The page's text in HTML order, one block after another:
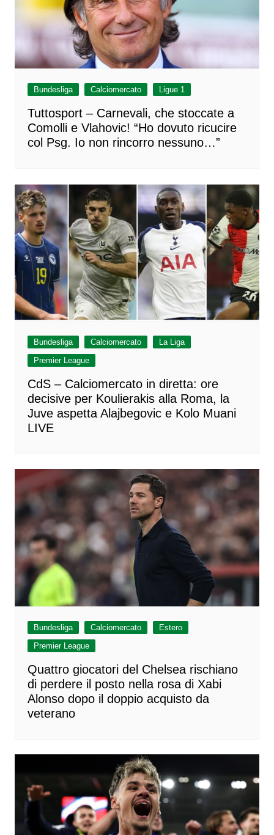
Bundesliga Calciomercato Ligue 1
Tuttosport – Carnevali, che stoccate a
Comolli e Vlahovic! “Ho dovuto ricucire
col Psg. Io non rincorro nessuno…”
Bundesliga Calciomercato
La Liga
Premier League
CdS – Calciomercato in diretta: ore
decisive per Koulierakis alla Roma, la
Juve aspetta Alajbegovic e Kolo Muani
LIVE
Bundesliga Calciomercato
Estero
Premier League
Quattro giocatori del Chelsea rischiano
di perdere il posto nella rosa di Xabi
Alonso dopo il doppio acquisto da
veterano